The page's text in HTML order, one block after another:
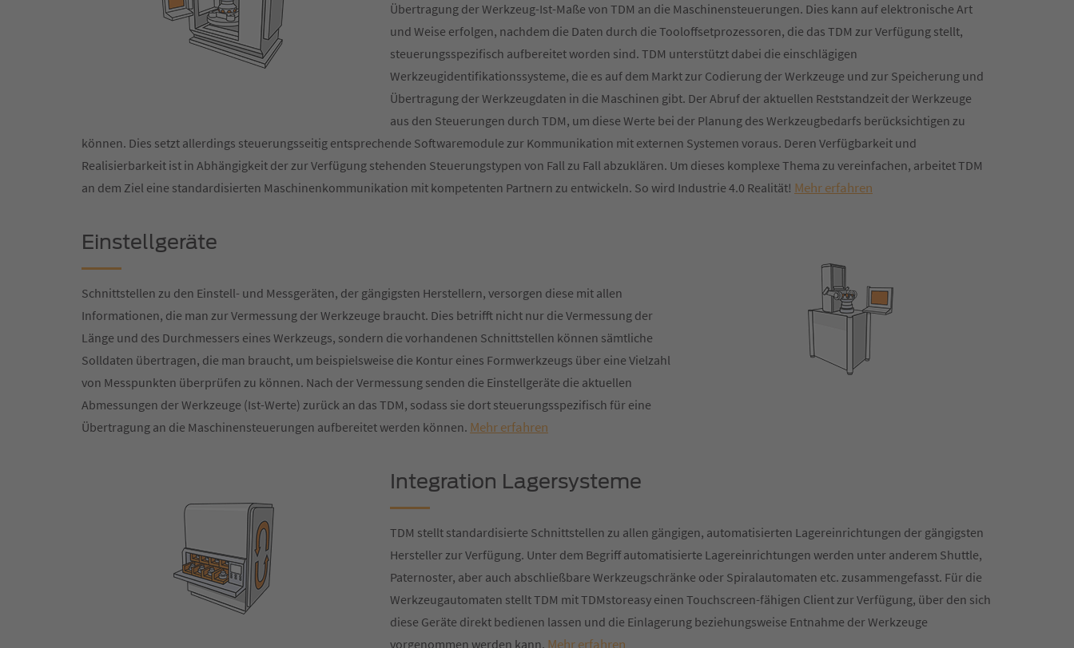
Übertragung der Werkzeug-Ist-Maße von TDM an die Maschinensteuerungen. Dies kann auf elektronische Art
und Weise erfolgen, nachdem die Daten durch die Tooloffsetprozessoren, die das TDM zur Verfügung stellt,
steuerungsspezifisch aufbereitet worden sind. TDM unterstützt dabei die einschlägigen
Werkzeugidentifikationssysteme, die es auf dem Markt zur Codierung der Werkzeuge und zur Speicherung und
Übertragung der Werkzeugdaten in die Maschinen gibt. Der Abruf der aktuellen Reststandzeit der Werkzeuge
aus den Steuerungen durch TDM, um diese Werte bei der Planung des Werkzeugbedarfs berücksichtigen zu
können. Dies setzt allerdings steuerungsseitig entsprechende Softwaremodule zur Kommunikation mit externen Systemen voraus. Deren Verfügbarkeit und
Realisierbarkeit ist in Abhängigkeit der zur Verfügung stehenden Steuerungstypen von Fall zu Fall abzuklären. Um dieses komplexe Thema zu vereinfachen, arbeitet TDM
an dem Ziel eine standardisierten Maschinenkommunikation mit kompetenten Partnern zu entwickeln. So wird Industrie 4.0 Realität! Mehr erfahren
Einstellgeräte
Schnittstellen zu den Einstell- und Messgeräten, der gängigsten Herstellern, versorgen diese mit allen
Informationen, die man zur Vermessung der Werkzeuge braucht. Dies betrifft nicht nur die Vermessung der
Länge und des Durchmessers eines Werkzeugs, sondern die vorhandenen Schnittstellen können sämtliche
Solldaten übertragen, die man braucht, um beispielsweise die Kontur eines Formwerkzeugs über eine Vielzahl
von Messpunkten überprüfen zu können. Nach der Vermessung senden die Einstellgeräte die aktuellen
Abmessungen der Werkzeuge (Ist-Werte) zurück an das TDM, sodass sie dort steuerungsspezifisch für eine
Übertragung an die Maschinensteuerungen aufbereitet werden können. Mehr erfahren
Integration Lagersysteme
TDM stellt standardisierte Schnittstellen zu allen gängigen, automatisierten Lagereinrichtungen der gängigsten
Hersteller zur Verfügung. Unter dem Begriff automatisierte Lagereinrichtungen werden unter anderem Shuttle,
Paternoster, aber auch abschließbare Werkzeugschränke oder Spiralautomaten etc. zusammengefasst. Für die
Werkzeugautomaten stellt TDM mit TDMstoreasy einen Touchscreen-fähigen Client zur Verfügung, über den sich
diese Geräte direkt bedienen lassen und die Einlagerung beziehungsweise Entnahme der Werkzeuge
vorgenommen werden kann. Mehr erfahren